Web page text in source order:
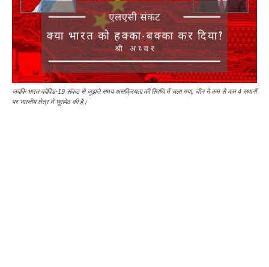
जबकि भारत कोविड-19 संकट से जूझते समय असक्रियता की स्तिथि में चला गया, चीन ने कम से कम 4 स्थानों
पर भारतीय क्षेत्र में घूसपेठ की है।